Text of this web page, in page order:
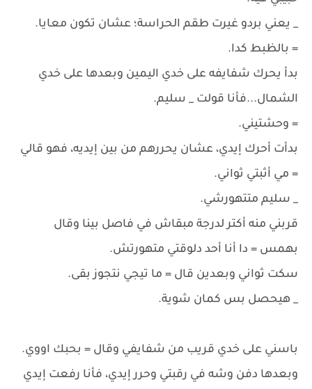
_ يعني بردو غيرت طقم الحراسة؛ عشان تكون معايا.
= بالظبط كدا.
بدأ يحرك شفايفه على خدي اليمين وبعدها على خدي
الشمال...فأنا قولت _ سليم.
= وحشتيني.
بدأت أحرك إيدي، عشان يحررهم من بين إيديه، فهو قالي
= مي أثبتي ثواني.
_ سليم متتهورشي.
قربني منه أكتر لدرجة مبقاش في فاصل بينا وقال
بهمس = دا أنا أحد دلوقتي متهورتش.
سكت ثواني وبعدين قال = ما تيجي نتجوز بقى.
_ هيحصل بس كمان شوية.
باسني على خدي قريب من شفايفي وقال = بحبك اووي.
وبعدها دفن وشه في رقبتي وحرر إيدي، فأنا رفعت إيدي